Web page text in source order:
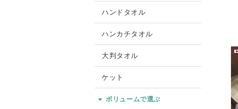
ハンドタオル
ハンカチタオル
大判タオル
ケット
ボリュームで選ぶ